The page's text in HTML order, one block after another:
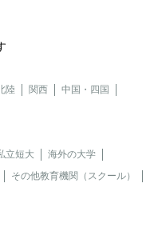
陸 関西
中国・四国
立短大
海外の大学
その他教育機関（スクール）